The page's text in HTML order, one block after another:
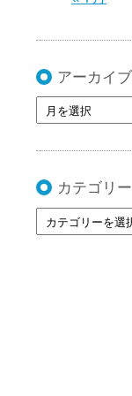
アーカイブ
カテゴリー